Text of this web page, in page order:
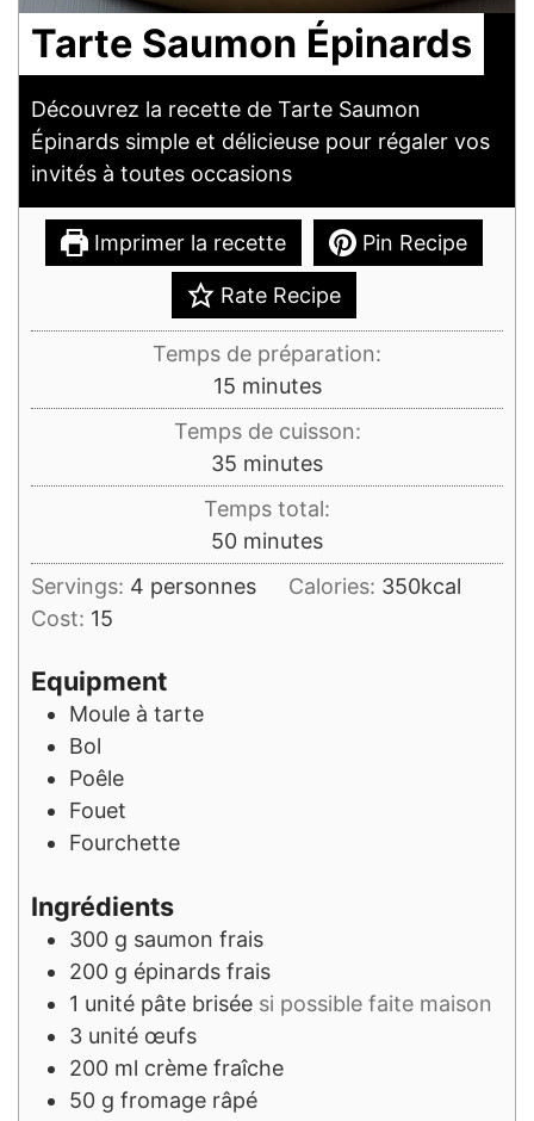
Tarte Saumon Épinards
Découvrez la recette de Tarte Saumon
Épinards simple et délicieuse pour régaler vos
invités à toutes occasions
Imprimer la recette Pin Recipe
Rate Recipe
Temps de préparation:
15minutes
minutes
Temps de cuisson:
35 minutes
minutes
Temps total:
50minutes
minutes
Servings: 4 personnes Calories: 350kcal
Cost: 15
Equipment
Moule à tarte
Bol
Poêle
Fouet
Fourchette
Ingrédients
300 g saumon frais
200 g épinards frais
1 unité pâte brisée si possible faite maison
3 unité œufs
200 ml crème fraîche
50 g fromage râpé